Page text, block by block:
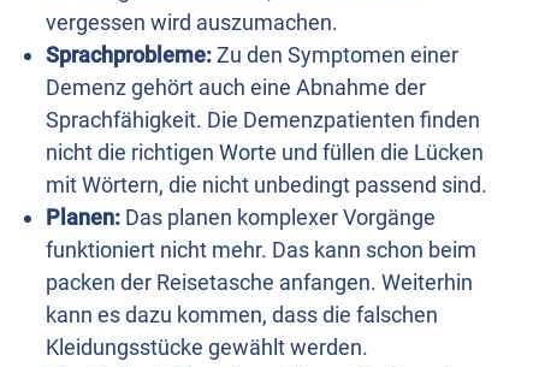
vergessen wird auszumachen.
Sprachprobleme:Zu den Symptomen einer
Demenz gehört auch eine Abnahme der
Sprachfähigkeit. Die Demenzpatienten finden
nicht die richtigen Worte und füllen die Lücken
mit Wörtern, die nicht unbedingt passend sind.
Planen: Das planen komplexer Vorgänge
funktioniert nicht mehr. Das kann schon beim
packen der Reisetasche anfangen. Weiterhin
kann es dazu kommen, dass die falschen
Kleidungsstücke gewählt werden.